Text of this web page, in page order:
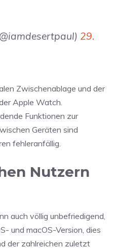
29.
Zwischenablage und der
Apple Watch.
Funktionen zur
Geräten sind
fehleranfällig.
Nutzern
auch völlig unbefriedigend,
und macOS-Version, dies
der zahlreichen zuletzt